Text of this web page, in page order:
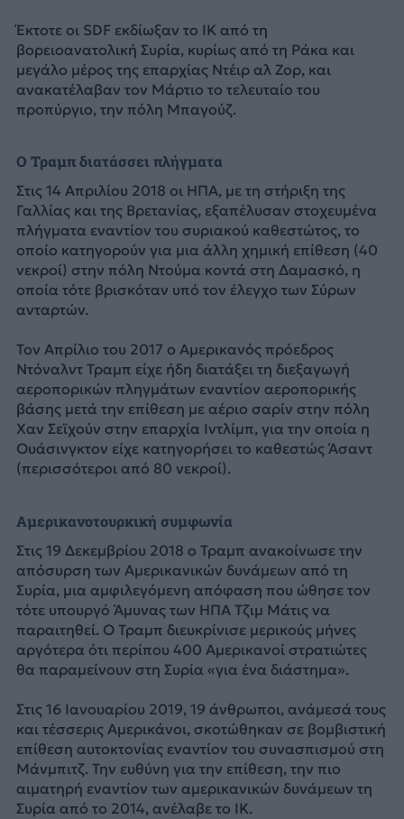
Έκτοτε οι SDF εκδίωξαν το ΙΚ από τη
βορειοανατολική Συρία, κυρίως από τη Ράκα και
μεγάλο μέρος της επαρχίας Ντέιρ αλ Ζορ, και
ανακατέλαβαν τον Μάρτιο το τελευταίο του
προπύργιο, την πόλη Μπαγούζ.
Ο Τραμπ διατάσσει πλήγματα
Στις 14 Απριλίου 2018 οι ΗΠΑ, με τη στήριξη της
Γαλλίας και της Βρετανίας, εξαπέλυσαν στοχευμένα
πλήγματα εναντίον του συριακού καθεστώτος, το
οποίο κατηγορούν για μια άλλη χημική επίθεση (40
νεκροί) στην πόλη Ντούμα κοντά στη Δαμασκό, η
οποία τότε βρισκόταν υπό τον έλεγχο των Σύρων
ανταρτών.
Τον Απρίλιο του 2017 ο Αμερικανός πρόεδρος
Ντόναλντ Τραμπ είχε ήδη διατάξει τη διεξαγωγή
αεροπορικών πληγμάτων εναντίον αεροπορικής
βάσης μετά την επίθεση με αέριο σαρίν στην πόλη
Χαν Σεϊχούν στην επαρχία Ιντλίμπ, για την οποία η
Ουάσινγκτον είχε κατηγορήσει το καθεστώς Άσαντ
(περισσότεροι από 80 νεκροί).
Αμερικανοτουρκική συμφωνία
Στις 19 Δεκεμβρίου 2018 ο Τραμπ ανακοίνωσε την
απόσυρση των Αμερικανικών δυνάμεων από τη
Συρία, μια αμφιλεγόμενη απόφαση που ώθησε τον
τότε υπουργό Άμυνας των ΗΠΑ Τζιμ Μάτις να
παραιτηθεί. Ο Τραμπ διευκρίνισε μερικούς μήνες
αργότερα ότι περίπου 400 Αμερικανοί στρατιώτες
θα παραμείνουν στη Συρία «για ένα διάστημα».
Στις 16 Ιανουαρίου 2019, 19 άνθρωποι, ανάμεσά τους
και τέσσερις Αμερικάνοι, σκοτώθηκαν σε βομβιστική
επίθεση αυτοκτονίας εναντίον του συνασπισμού στη
Μάνμπιτζ. Την ευθύνη για την επίθεση, την πιο
αιματηρή εναντίον των αμερικανικών δυνάμεων τη
Συρία από το 2014, ανέλαβε το ΙΚ.